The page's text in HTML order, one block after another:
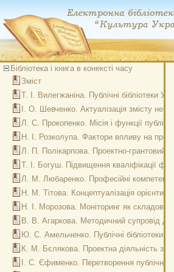
Бібліотека і книга в конексті часу
Зміст
Т. І. Вилегжаніна. Публічні бібліотеки
І. О. Шевченко. Актуалізація змісту
Л. С. Прокопенко. Місія і функції
Н. І. Розколупа. Фактори впливу на
Л. П. Полікарпова. Проектно-грантовий
Т. І. Богуш. Підвищення кваліфікації
Л. М. Любаренко. Професійні компетенції
Н. М. Тітова. Концептуалізація
Н. І. Морозова. Моніторинг як складова
В. В. Агаркова. Методичний супровід
Ю. С. Амельченко. Публічні бібліотеки
К. М. Бєлякова. Проектна діяльність за
І. С. Єфименко. Перетворення публічних